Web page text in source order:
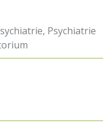
Psychiatrie